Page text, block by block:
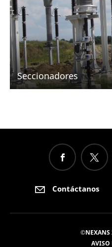
Seccionadores
Contáctanos
©NEXANS
AVISO